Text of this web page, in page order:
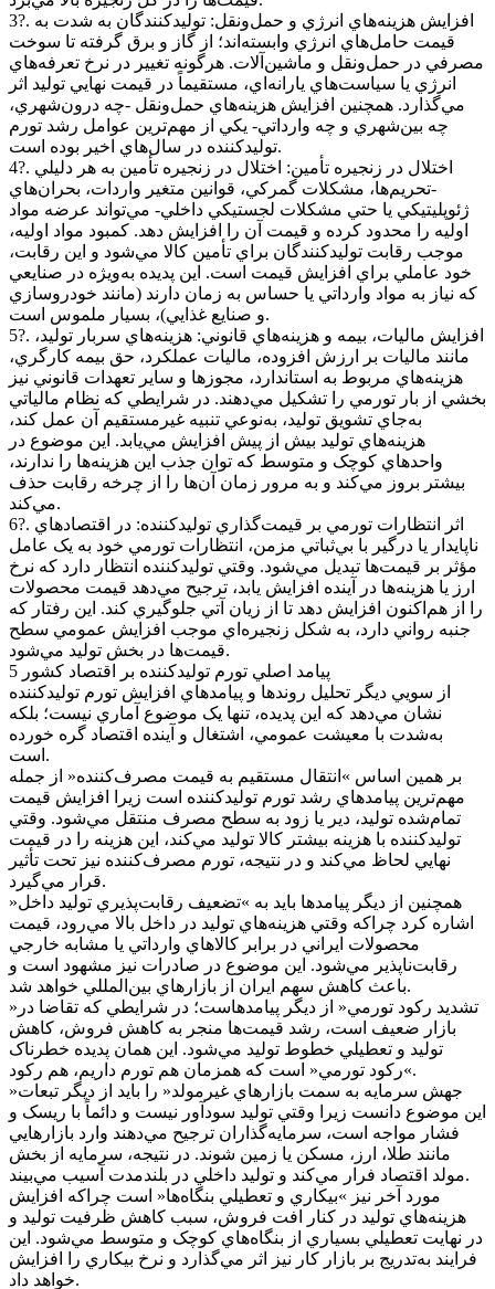
3?. افزايش هزينه‌هاي انرژي و حمل‌ونقل: توليدکنندگان به شدت به
قيمت حامل‌هاي انرژي وابسته‌اند؛ از گاز و برق گرفته تا سوخت
مصرفي در حمل‌ونقل و ماشين‌آلات. هرگونه تغيير در نرخ تعرفه‌هاي
انرژي يا سياست‌هاي يارانه‌اي، مستقيماً در قيمت نهايي توليد اثر
مي‌گذارد. همچنين افزايش هزينه‌هاي حمل‌ونقل -چه درون‌شهري،
چه بين‌شهري و چه وارداتي- يکي از مهم‌ترين عوامل رشد تورم
توليدکننده در سال‌هاي اخير بوده است.
4?. اختلال در زنجيره تأمين: اختلال در زنجيره تأمين به هر دليلي
-تحريم‌ها، مشکلات گمرکي، قوانين متغير واردات، بحران‌هاي
ژئوپليتيکي يا حتي مشکلات لجستيکي داخلي- مي‌تواند عرضه مواد
اوليه را محدود کرده و قيمت آن را افزايش دهد. کمبود مواد اوليه،
موجب رقابت توليدکنندگان براي تأمين کالا مي‌شود و اين رقابت،
خود عاملي براي افزايش قيمت است‌. اين پديده به‌ويژه در صنايعي
که نياز به مواد وارداتي يا حساس به زمان دارند (مانند خودروسازي
و صنايع غذايي)، بسيار ملموس است.
5?. افزايش ماليات، بيمه و هزينه‌هاي قانوني: هزينه‌هاي سربار توليد،
مانند ماليات بر ارزش افزوده، ماليات عملکرد، حق بيمه کارگري،
هزينه‌هاي مربوط به استاندارد، مجوزها و ساير تعهدات قانوني نيز
بخشي از بار تورمي را تشکيل مي‌دهند. در شرايطي که نظام مالياتي
به‌جاي تشويق توليد، به‌نوعي تنبيه غيرمستقيم آن عمل کند،
هزينه‌هاي توليد بيش از پيش افزايش مي‌يابد. اين موضوع در
واحدهاي کوچک و متوسط که توان جذب اين هزينه‌ها را ندارند،
بيشتر بروز مي‌کند و به مرور زمان آن‌ها را از چرخه رقابت حذف
مي‌کند.
6?. اثر انتظارات تورمي بر قيمت‌گذاري توليدکننده: در اقتصادهاي
ناپايدار يا درگير با بي‌ثباتي مزمن، انتظارات تورمي خود به يک عامل
مؤثر بر قيمت‌ها تبديل مي‌شود. وقتي توليدکننده انتظار دارد که نرخ
ارز يا هزينه‌ها در آينده افزايش يابد، ترجيح مي‌دهد قيمت محصولات
را از هم‌اکنون افزايش دهد تا از زيان آتي جلوگيري کند. اين رفتار که
جنبه رواني دارد، به شکل زنجيره‌اي موجب افزايش عمومي سطح
قيمت‌ها در بخش توليد مي‌شود.
5 پيامد اصلي تورم توليدکننده بر اقتصاد کشور
از سويي ديگر تحليل روندها و پيامدهاي افزايش تورم توليدکننده
نشان مي‌دهد که اين پديده، تنها يک موضوع آماري نيست؛ بلکه
به‌شدت با معيشت عمومي، اشتغال و آينده اقتصاد گره خورده
است.
بر همين اساس »انتقال مستقيم به قيمت مصرف‌کننده« از جمله
مهم‌ترين پيامدهاي رشد تورم توليدکننده است زيرا افزايش قيمت
تمام‌شده توليد، دير يا زود به سطح مصرف منتقل مي‌شود. وقتي
توليدکننده با هزينه بيشتر کالا توليد مي‌کند، اين هزينه را در قيمت
نهايي لحاظ مي‌کند و در نتيجه، تورم مصرف‌کننده نيز تحت تأثير
قرار مي‌گيرد.
همچنين از ديگر پيامدها بايد به »تضعيف رقابت‌پذيري توليد داخل«
اشاره کرد چراکه وقتي هزينه‌هاي توليد در داخل بالا مي‌رود، قيمت
محصولات ايراني در برابر کالاهاي وارداتي يا مشابه خارجي
رقابت‌ناپذير مي‌شود. اين موضوع در صادرات نيز مشهود است و
باعث کاهش سهم ايران از بازارهاي بين‌المللي خواهد شد.
»تشديد رکود تورمي« از ديگر پيامدهاست؛ در شرايطي که تقاضا در
بازار ضعيف است، رشد قيمت‌ها منجر به کاهش فروش، کاهش
توليد و تعطيلي خطوط توليد مي‌شود. اين همان پديده خطرناک
»رکود تورمي« است که همزمان هم تورم داريم، هم رکود.
»جهش سرمايه به سمت بازارهاي غيرمولد« را بايد از ديگر تبعات
اين موضوع دانست زيرا وقتي توليد سودآور نيست و دائماً با ريسک و
فشار مواجه است، سرمايه‌گذاران ترجيح مي‌دهند وارد بازارهايي
مانند طلا، ارز، مسکن يا زمين شوند. در نتيجه، سرمايه از بخش
مولد اقتصاد فرار مي‌کند و توليد داخلي در بلندمدت آسيب مي‌بيند.
مورد آخر نيز »بيکاري و تعطيلي بنگاه‌ها« است چراکه افزايش
هزينه‌هاي توليد در کنار افت فروش، سبب کاهش ظرفيت توليد و
در نهايت تعطيلي بسياري از بنگاه‌هاي کوچک و متوسط مي‌شود. اين
فرايند به‌تدريج بر بازار کار نيز اثر مي‌گذارد و نرخ بيکاري را افزايش
خواهد داد.